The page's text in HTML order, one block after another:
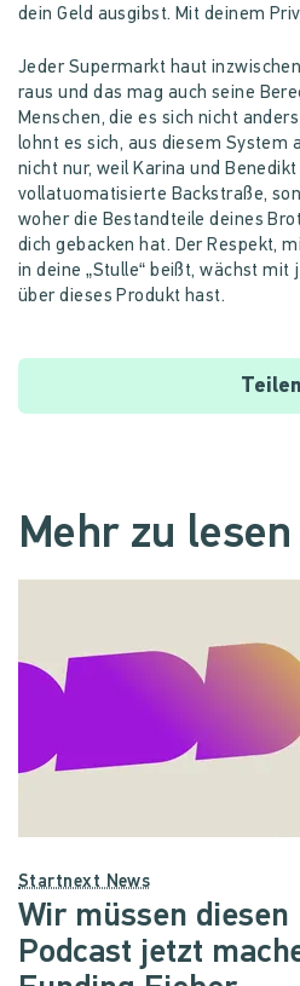
dein Geld ausgibst. Mit deinem
Jeder Supermarkt haut
raus und das mag auch seine
Menschen, die es sich nicht
lohnt es sich, aus diesem System
nicht nur, weil Karina und
vollatuomatisierte Backstraße,
woher die Bestandteile deines
dich gebacken hat. Der Respekt,
in deine „Stulle“ beißt, wächst
über dieses Produkt hast.
Teilen
Mehr zu lesen
Startnext News
Wir müssen diesen
Podcast jetzt